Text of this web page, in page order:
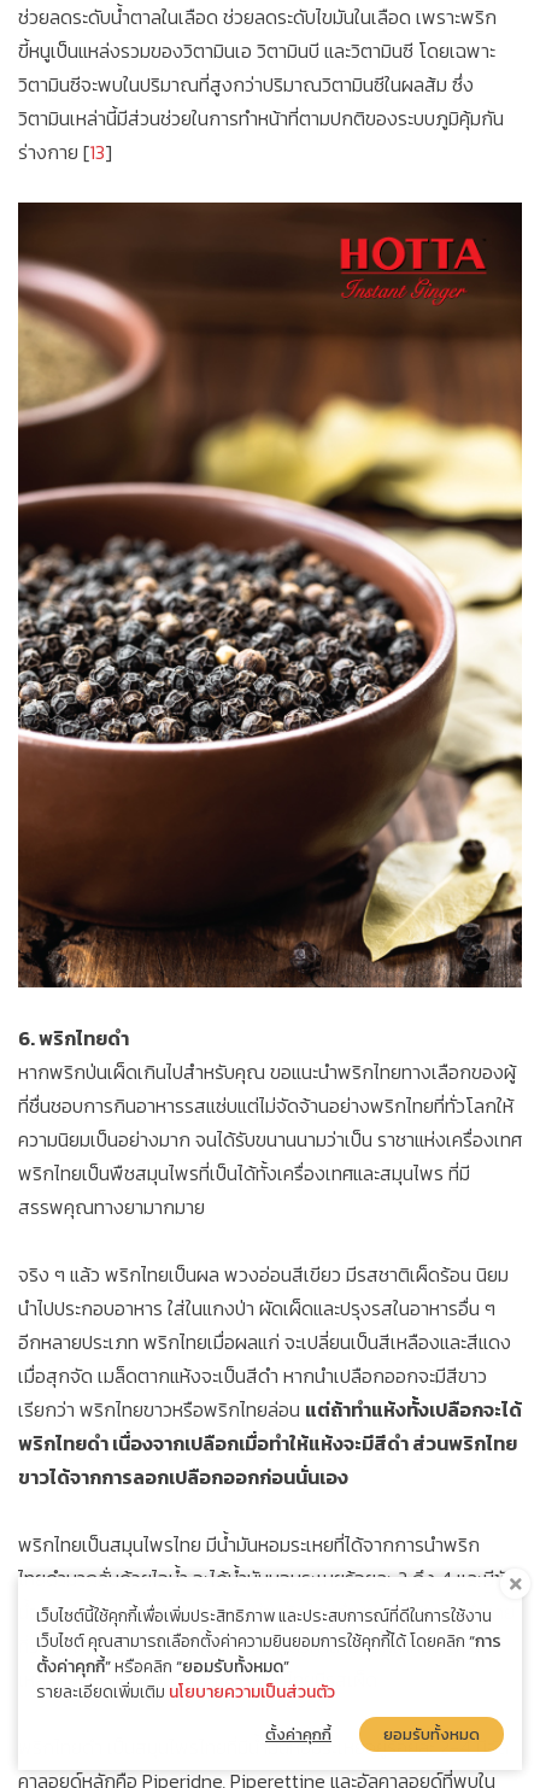
ช่วยลดระดับน้ำตาลในเลือด ช่วยลดระดับไขมันในเลือด เพราะพริก
ขี้หนูเป็นแหล่งรวมของวิตามินเอ วิตามินบี และวิตามินซี โดยเฉพาะ
วิตามินซีจะพบในปริมาณที่สูงกว่าปริมาณวิตามินซีในผลส้ม ซึ่ง
วิตามินเหล่านี้มีส่วนช่วยในการทำหน้าที่ตามปกติของระบบภูมิคุ้มกัน
ร่างกาย [13]
6. พริกไทยดำ
หากพริกป่นเผ็ดเกินไปสำหรับคุณ ขอแนะนำพริกไทยทางเลือกของผู้
ที่ชื่นชอบการกินอาหารรสแซ่บแต่ไม่จัดจ้านอย่างพริกไทยที่ทั่วโลกให้
ความนิยมเป็นอย่างมาก จนได้รับขนานนามว่าเป็น ราชาแห่งเครื่องเทศ
พริกไทยเป็นพืชสมุนไพรที่เป็นได้ทั้งเครื่องเทศและสมุนไพร ที่มี
สรรพคุณทางยามากมาย
จริง ๆ แล้ว พริกไทยเป็นผล พวงอ่อนสีเขียว มีรสชาติเผ็ดร้อน นิยม
นำไปประกอบอาหาร ใส่ในแกงป่า ผัดเผ็ดและปรุงรสในอาหารอื่น ๆ
อีกหลายประเภท พริกไทยเมื่อผลแก่ จะเปลี่ยนเป็นสีเหลืองและสีแดง
เมื่อสุกจัด เมล็ดตากแห้งจะเป็นสีดำ หากนำเปลือกออกจะมีสีขาว
เรียกว่า พริกไทยขาวหรือพริกไทยล่อน แต่ถ้าทำแห้งทั้งเปลือกจะได้
พริกไทยดำ เนื่องจากเปลือกเมื่อทำให้แห้งจะมีสีดำ ส่วนพริกไทย
ขาวได้จากการลอกเปลือกออกก่อนนั่นเอง
พริกไทยเป็นสมุนไพรไทย มีน้ำมันหอมระเหยที่ได้จากการนำพริก
ไทยดำมากลั่นด้วยไอน้ำ จะได้น้ำมันหอมระเหยร้อยละ 2 ถึง 4 และมีชัน
น้ำมัน (Oleoresin) ที่ได้จากการนำพริกไทยดำมาสกัดด้วยตัวทำลาย
ที่ระเหยได้ แล้วนำสิ่งสกัดนั้นมาระเหยตัวทำลายออกให้หมด ส่วนที่
เหลือคือชันน้ำมัน เป็นสารที่ทำให้พริกไทยมีรสเผ็ด
พริกไทยดำ เป็นสมุนไพรไทยที่มีน้ำมันหอมระเหยอยู่ร้อยละ 2-4 มีอัล
คาลอยด์หลักคือ Piperidne, Piperettine และอัลคาลอยด์ที่พบใน
เว็บไซต์นี้ใช้คุกกี้เพื่อเพิ่มประสิทธิภาพ และประสบการณ์ที่ดีในการใช้งาน
เว็บไซต์ คุณสามารถเลือกตั้งค่าความยินยอมการใช้คุกกี้ได้ โดยคลิก“การ
ตั้งค่าคุกกี้”หรือคลิก“ยอมรับทั้งหมด”
รายละเอียดเพิ่มเติม นโยบายความเป็นส่วนตัว
ตั้งค่าคุกกี้ ยอมรับทั้งหมด